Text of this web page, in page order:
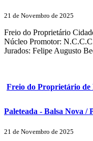
21 de Novembro de 2025
Freio do Proprietário
Núcleo Promotor:
Jurados: Felipe Augusto
Freio do Proprietário de
Paleteada - Balsa Nova /
21 de Novembro de 2025